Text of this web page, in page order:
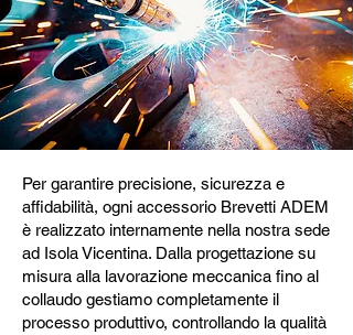
Per garantire precisione, sicurezza e
affidabilità, ogni accessorio Brevetti ADEM
è realizzato internamente nella nostra sede
ad Isola Vicentina. Dalla progettazione su
misura alla lavorazione meccanica fino al
collaudo gestiamo completamente il
processo produttivo, controllando la qualità